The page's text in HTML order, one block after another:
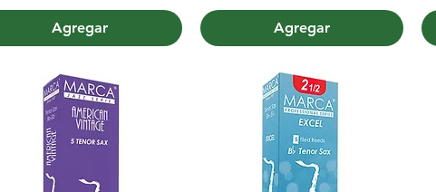
Agregar Agregar